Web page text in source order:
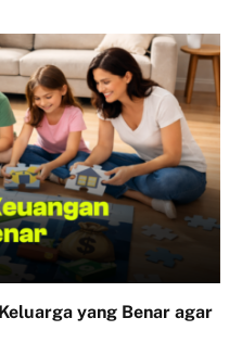
yang Benar agar